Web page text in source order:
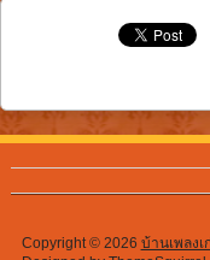
Copyright © 2026 บ้านเพลงเ